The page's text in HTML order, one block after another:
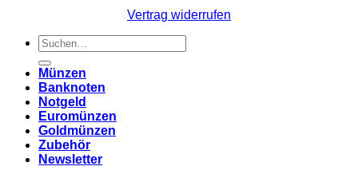
Vertrag widerrufen
Suchen
nach:
Münzen
Banknoten
Notgeld
Euromünzen
Goldmünzen
Zubehör
Newsletter